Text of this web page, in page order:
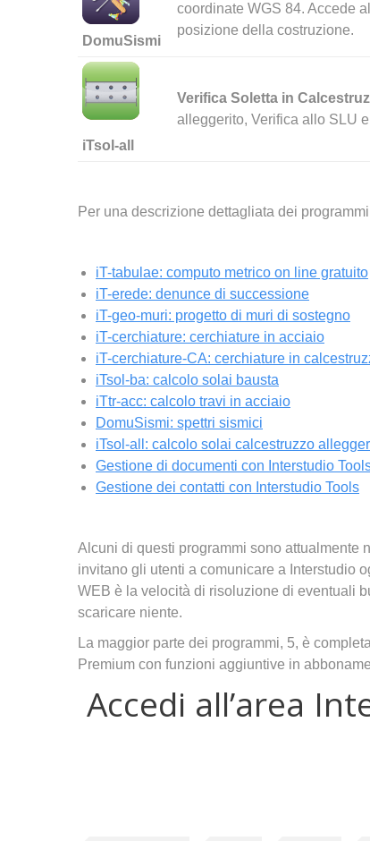
DomuSismi
coordinate WGS 84. Accede
posizione della costruzione.
iTsol-all
Verifica Soletta in
alleggerito, Verifica allo SLU
Per una descrizione dettagliata dei
iT-tabulae: computo metrico on line gratuito
iT-erede: denunce di successione
iT-geo-muri: progetto di muri di sostegno
iT-cerchiature: cerchiature in acciaio
iT-cerchiature-CA: cerchiature in
iTsol-ba: calcolo solai bausta
iTtr-acc: calcolo travi in acciaio
DomuSismi: spettri sismici
iTsol-all: calcolo solai calcestruzzo
Gestione di documenti con Interstudio
Gestione dei contatti con Interstudio Tools
Alcuni di questi programmi sono attualmente
invitano gli utenti a comunicare a Interstudio
WEB è la velocità di risoluzione di eventuali
scaricare niente.
La maggior parte dei programmi, 5, è
Premium con funzioni aggiuntive in
Accedi all’area